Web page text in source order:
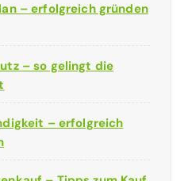
– erfolgreich gründen
– so gelingt die
– erfolgreich